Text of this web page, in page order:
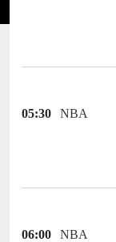
05:30 NBA
06:00 NBA